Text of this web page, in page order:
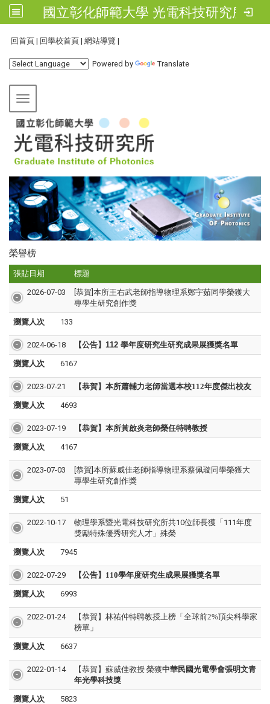
國立彰化師範大學 光電科技研究所
回首頁 | 回學校首頁 | 網站導覽 |
Powered by Translate
Toggle navigation
榮譽榜
張貼日期 標題
2026-07-03
[恭賀]本所王右武老師指導物理系鄭宇茹同學榮獲大
專學生研究創作獎
瀏覽人次 133
2024-06-18 【公告】112 學年度研究生研究成果展獲獎名單
瀏覽人次 6167
2023-07-21 【恭賀】本所蕭輔力老師當選本校112年度傑出校友
瀏覽人次 4693
2023-07-19 【恭賀】本所黃啟炎老師榮任特聘教授
瀏覽人次 4167
2023-07-03
[恭賀]本所蘇威佳老師指導物理系蔡佩璇同學榮獲大
專學生研究創作獎
瀏覽人次 51
2022-10-17
物理學系暨光電科技研究所共10位師長獲「111年度
獎勵特殊優秀研究人才」殊榮
瀏覽人次 7945
2022-07-29 【公告】110學年度研究生成果展獲獎名單
瀏覽人次 6993
2022-01-24
【恭賀】林祐仲特聘教授上榜「全球前2%頂尖科學家
榜單」
瀏覽人次 6637
2022-01-14 【恭賀】蘇威佳教授 榮獲中華民國光電學會張明文青
年光學科技獎
瀏覽人次 5823